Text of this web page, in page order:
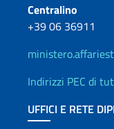
Centralino
+39 06 36911
Indirizzi PEC di
UFFICI E RETE